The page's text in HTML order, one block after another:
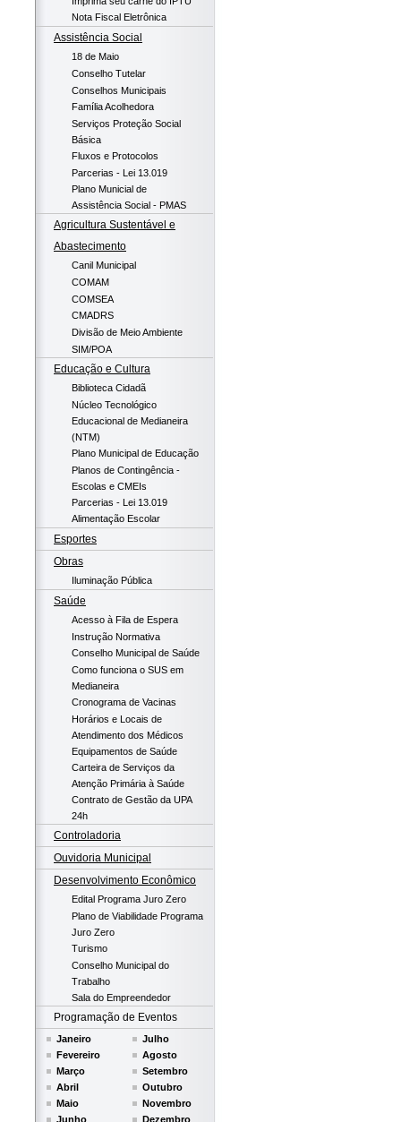
Nota Fiscal Eletrônica
Assistência Social
18 de Maio
Conselho Tutelar
Conselhos Municipais
Família Acolhedora
Serviços Proteção Social
Básica
Fluxos e Protocolos
Parcerias - Lei 13.019
Plano Municial de
Assistência Social - PMAS
Agricultura Sustentável e
Abastecimento
Canil Municipal
COMAM
COMSEA
CMADRS
Divisão de Meio Ambiente
SIM/POA
Educação e Cultura
Biblioteca Cidadã
Núcleo Tecnológico
Educacional de Medianeira
(NTM)
Plano Municipal de Educação
Planos de Contingência -
Escolas e CMEIs
Parcerias - Lei 13.019
Alimentação Escolar
Esportes
Obras
Iluminação Pública
Saúde
Acesso à Fila de Espera
Instrução Normativa
Conselho Municipal de Saúde
Como funciona o SUS em
Medianeira
Cronograma de Vacinas
Horários e Locais de
Atendimento dos Médicos
Equipamentos de Saúde
Carteira de Serviços da
Atenção Primária à Saúde
Contrato de Gestão da UPA
24h
Controladoria
Ouvidoria Municipal
Desenvolvimento Econômico
Edital Programa Juro Zero
Plano de Viabilidade Programa
Juro Zero
Turismo
Conselho Municipal do
Trabalho
Sala do Empreendedor
Programação de Eventos
Janeiro
Fevereiro
Março
Abril
Maio
Junho
Julho
Agosto
Setembro
Outubro
Novembro
Dezembro